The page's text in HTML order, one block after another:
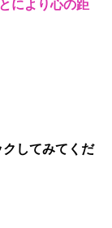
により心の距
してみてくだ